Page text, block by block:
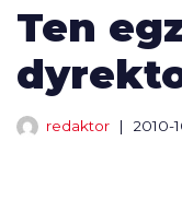
Ten
redaktor 2010-